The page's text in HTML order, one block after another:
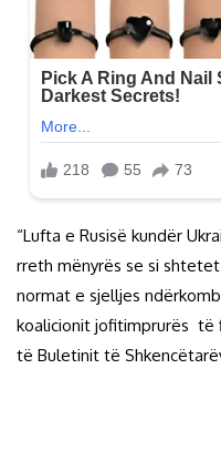
“Lufta e Rusisë kundër
rreth mënyrës se si
normat e sjelljes
koalicionit jofitimprurës të
të Buletinit të